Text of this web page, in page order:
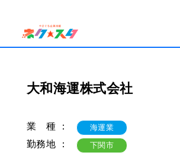
大和海運株式会社
業 種 ： 海運業
勤務地 ： 下関市